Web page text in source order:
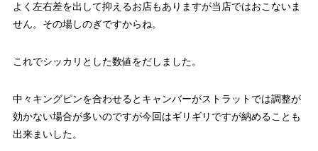
よく左右差を出して抑えるお店もありますが当店ではおこないま
せん。その場しのぎですからね。
これでシッカリとした数値をだしました。
中々キングピンを合わせるとキャンバーがストラットでは調整が
効かない場合が多いのですが今回はギリギリですが納めることも
出来まいした。